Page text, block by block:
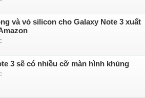
và vỏ silicon cho Galaxy Note 3 xuất
3 sẽ có nhiều cỡ màn hình khủng